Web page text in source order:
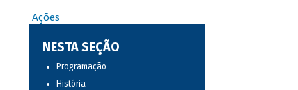
Ações
NESTA SEÇÃO
Programação
História